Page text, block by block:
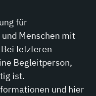
für
Menschen mit
letzteren
Begleitperson,
ist.
und hier